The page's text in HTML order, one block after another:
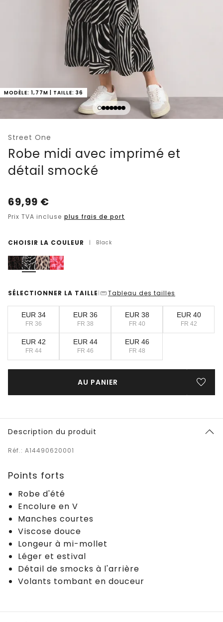
MODÈLE: 1,77M | TAILLE: 36
Street One
Robe midi avec imprimé et
détail smocké
69,99 €
Prix TVA incluse plus frais de port
CHOISIR LA COULEUR | Black
SÉLECTIONNER LA TAILLE | Tableau des tailles
EUR 34
FR 36
EUR 36
FR 38
EUR 38
FR 40
EUR 40
FR 42
EUR 42
FR 44
EUR 44
FR 46
EUR 46
FR 48
AU PANIER
Description du produit
Réf.: A14490620001
Points forts
Robe d'été
Encolure en V
Manches courtes
Viscose douce
Longeur à mi-mollet
Léger et estival
Détail de smocks à l'arrière
Volants tombant en douceur